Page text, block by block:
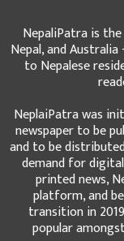
NepaliPatra is
Nepal, and
to Nepalese
NeplaiPatra was
newspaper to be
and to be
demand for
printed news,
platform, and
transition in
popular